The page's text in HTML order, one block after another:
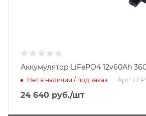
Аккумулятор LiFePO4 12v60Ah
Нет в наличии / под заказ Арт.:
24 640 руб./шт